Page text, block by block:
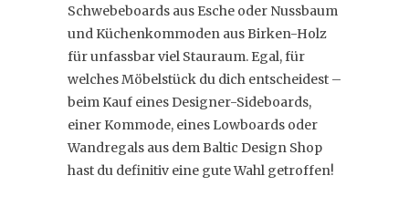
Schwebeboards aus Esche oder Nussbaum
und Küchenkommoden aus Birken-Holz
für unfassbar viel Stauraum. Egal, für
welches Möbelstück du dich entscheidest –
beim Kauf eines Designer-Sideboards,
einer Kommode, eines Lowboards oder
Wandregals aus dem Baltic Design Shop
hast du definitiv eine gute Wahl getroffen!